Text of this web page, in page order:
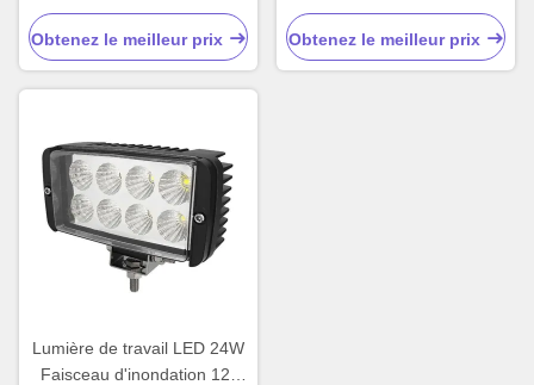
couleur Strobe latéral LED
Obtenez le meilleur prix
LED lumière de travail
Obtenez le meilleur prix
Lumière de travail LED 24W
Faisceau d'inondation 12-